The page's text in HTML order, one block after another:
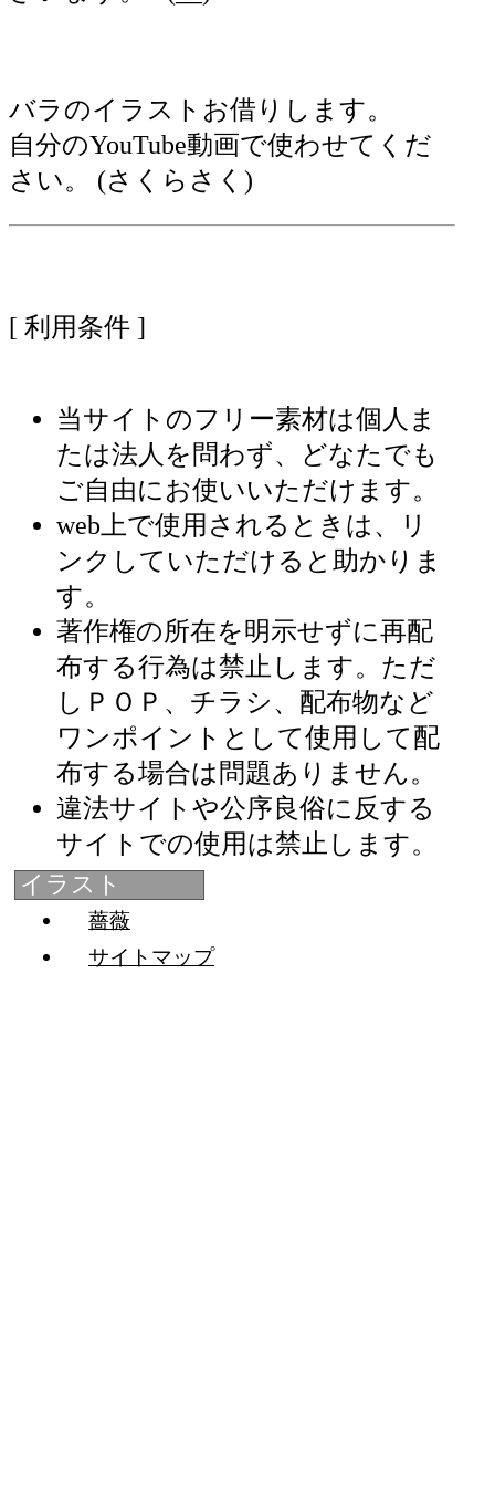
バラのイラストお借りします。
自分のYouTube動画で使わせてくだ
さい。 (さくらさく)
[ 利用条件 ]
当サイトのフリー素材は個人ま
たは法人を問わず、どなたでも
ご自由にお使いいただけます。
web上で使用されるときは、リ
ンクしていただけると助かりま
す。
著作権の所在を明示せずに再配
布する行為は禁止します。ただ
しＰＯＰ、チラシ、配布物など
ワンポイントとして使用して配
布する場合は問題ありません。
違法サイトや公序良俗に反する
サイトでの使用は禁止します。
イラスト
薔薇
サイトマップ